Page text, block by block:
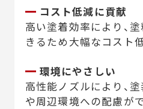
コスト低減に貢献
高い塗着効率により、
きるため大幅なコスト
環境にやさしい
高性能ノズルにより、
や周辺環境への配慮が